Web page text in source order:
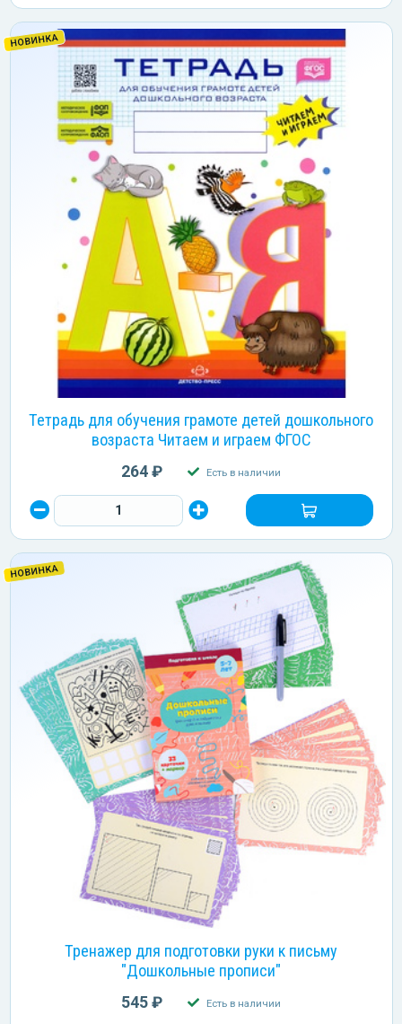
НОВИНКА
Тетрадь для обучения грамоте детей дошкольного
возраста Читаем и играем ФГОС
264 ₽ Есть в наличии
НОВИНКА
Тренажер для подготовки руки к письму
"Дошкольные прописи"
545 ₽ Есть в наличии